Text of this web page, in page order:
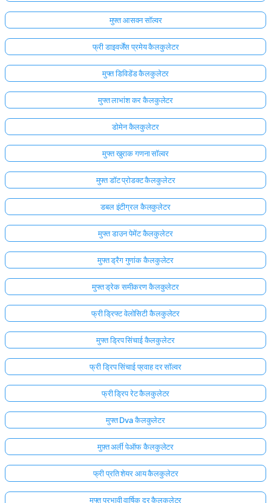
करें!
मुफ्त आसवन सॉल्वर
फ्री डाइवर्जेंस प्रमेय कैलकुलेटर
मुफ्त डिविडेंड कैलकुलेटर
मुफ्त लाभांश कर कैलकुलेटर
डोमेन कैलकुलेटर
मुफ्त खुराक गणना सॉल्वर
मुफ्त डॉट प्रोडक्ट कैलकुलेटर
डबल इंटीग्रल कैलकुलेटर
मुफ्त डाउन पेमेंट कैलकुलेटर
मुफ्त ड्रैग गुणांक कैलकुलेटर
मुफ्त ड्रेक समीकरण कैलकुलेटर
फ्री ड्रिफ्ट वेलोसिटी कैलकुलेटर
मुफ्त ड्रिप सिंचाई कैलकुलेटर
फ्री ड्रिप सिंचाई प्रवाह दर सॉल्वर
फ्री ड्रिप रेट कैलकुलेटर
मुफ्त Dva कैलकुलेटर
मुफ़्त अर्ली पेऑफ कैलकुलेटर
फ्री प्रति शेयर आय कैलकुलेटर
मुफ्त प्रभावी वार्षिक दर कैलकुलेटर